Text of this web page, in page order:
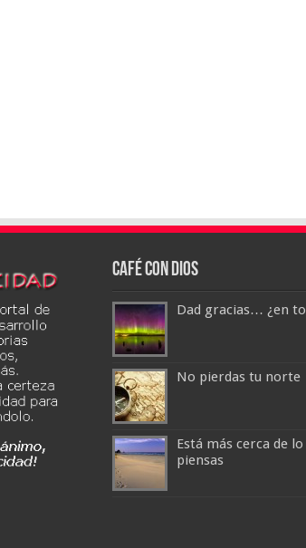
Café con Dios
Dad gracias… ¿en
No pierdas tu norte
Está más cerca de lo
piensas